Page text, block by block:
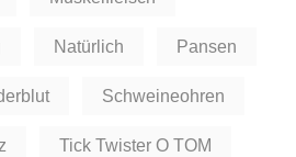
Natürlich Pansen
Schweineohren
Tick Twister O TOM